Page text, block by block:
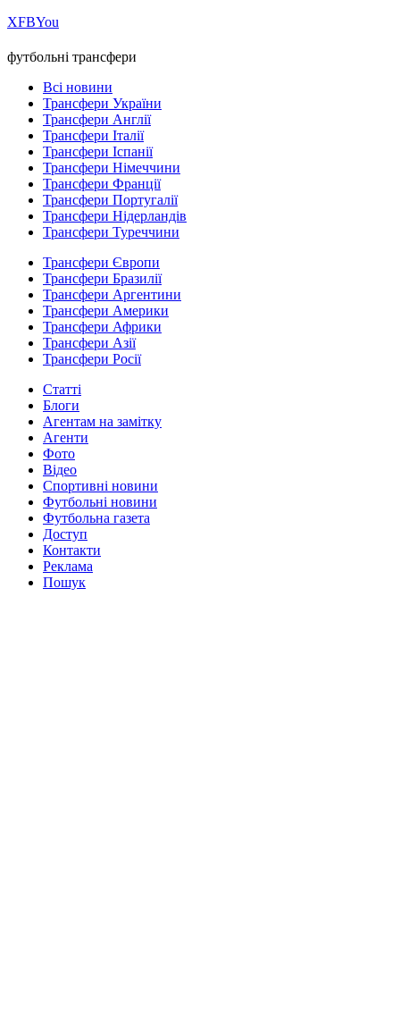
ХFBYou
футбольні трансфери
Всі новини
Трансфери України
Трансфери Англії
Трансфери Італії
Трансфери Іспанії
Трансфери Німеччини
Трансфери Франції
Трансфери Португалії
Трансфери Нідерландів
Трансфери Туреччини
Трансфери Європи
Трансфери Бразилії
Трансфери Аргентини
Трансфери Америки
Трансфери Африки
Трансфери Азії
Трансфери Росії
Статті
Блоги
Агентам на замітку
Агенти
Фото
Відео
Спортивні новини
Футбольні новини
Футбольна газета
Доступ
Контакти
Реклама
Пошук